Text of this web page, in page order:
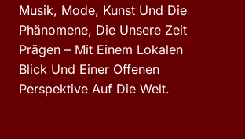
Musik, Mode, Kunst Und Die
Phänomene, Die Unsere Zeit
Prägen – Mit Einem Lokalen
Blick Und Einer Offenen
Perspektive Auf Die Welt.